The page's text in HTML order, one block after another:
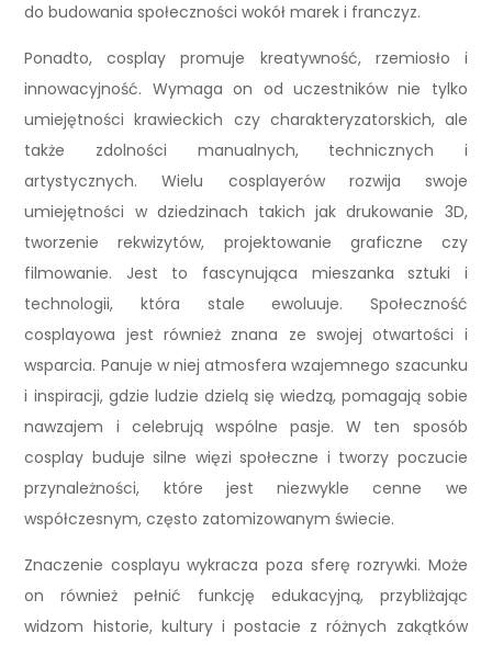
do budowania społeczności wokół marek i franczyz.
Ponadto, cosplay promuje kreatywność, rzemiosło i
innowacyjność. Wymaga on od uczestników nie tylko
umiejętności krawieckich czy charakteryzatorskich, ale
także zdolności manualnych, technicznych i
artystycznych. Wielu cosplayerów rozwija swoje
umiejętności w dziedzinach takich jak drukowanie 3D,
tworzenie rekwizytów, projektowanie graficzne czy
filmowanie. Jest to fascynująca mieszanka sztuki i
technologii, która stale ewoluuje. Społeczność
cosplayowa jest również znana ze swojej otwartości i
wsparcia. Panuje w niej atmosfera wzajemnego szacunku
i inspiracji, gdzie ludzie dzielą się wiedzą, pomagają sobie
nawzajem i celebrują wspólne pasje. W ten sposób
cosplay buduje silne więzi społeczne i tworzy poczucie
przynależności, które jest niezwykle cenne we
współczesnym, często zatomizowanym świecie.
Znaczenie cosplayu wykracza poza sferę rozrywki. Może
on również pełnić funkcję edukacyjną, przybliżając
widzom historie, kultury i postacie z różnych zakątków